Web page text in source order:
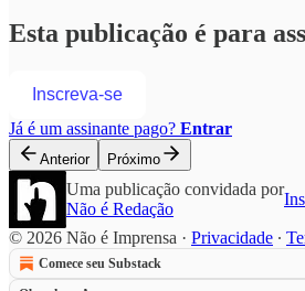
Esta publicação é para
Inscreva-se
Já é um assinante pago? Entrar
Anterior Próximo
Uma publicação convidada por
Não é Redação
© 2026 Não é Imprensa · Privacidade ∙
Comece seu Substack